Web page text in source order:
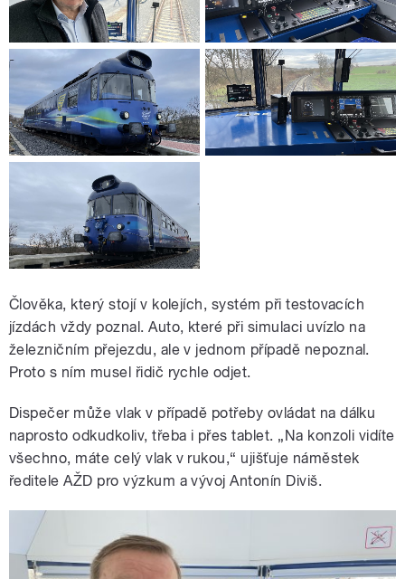
Člověka, který stojí v kolejích, systém při testovacích
jízdách vždy poznal. Auto, které při simulaci uvízlo na
železničním přejezdu, ale v jednom případě nepoznal.
Proto s ním musel řidič rychle odjet.
Dispečer může vlak v případě potřeby ovládat na dálku
naprosto odkudkoliv, třeba i přes tablet. „Na konzoli vidíte
všechno, máte celý vlak v rukou,“ ujišťuje náměstek
ředitele AŽD pro výzkum a vývoj Antonín Diviš.